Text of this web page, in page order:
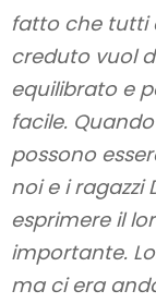
fatto che tutti
creduto vuol
equilibrato e
facile.
possono
noi e i
esprimere il
importante.
ma ci era